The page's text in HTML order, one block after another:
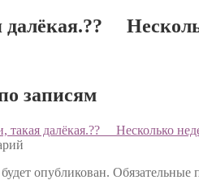
⠀
записям
такая далёкая.?? ⠀ Несколько
опубликован. Обязательные